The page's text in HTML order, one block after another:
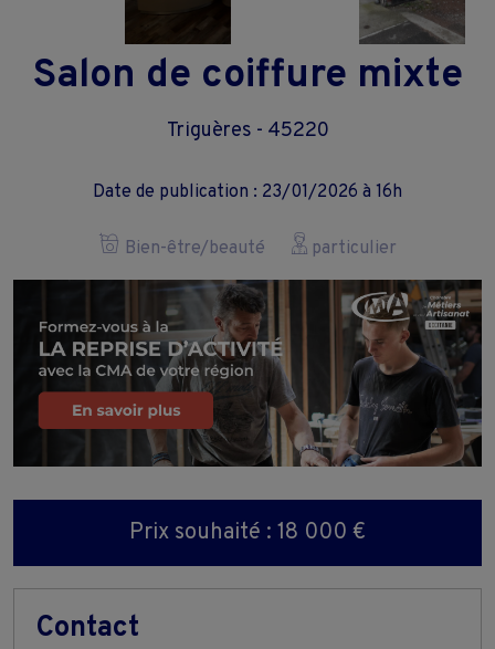
Salon de coiffure mixte
Triguères - 45220
Date de publication : 23/01/2026 à 16h
Bien-être/beauté particulier
Prix souhaité : 18 000 €
Contact